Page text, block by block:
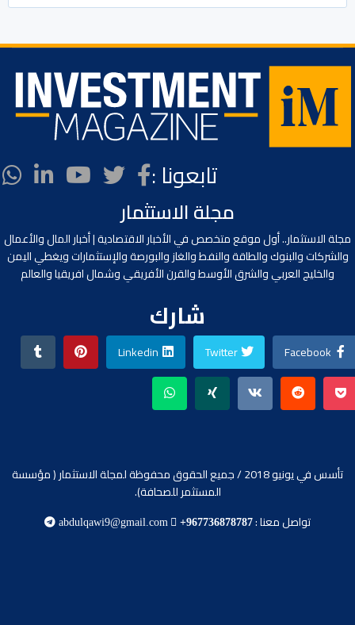
تابعونا :
مجلة الاستثمار
مجلة الاستثمار.. أول موقع متخصص في الأخبار الاقتصادية | أخبار المال والأعمال
والشركات والبنوك والطاقة والنفط والغاز والبورصة والإستثمارات ويغطي اليمن
والخليج العربي والشرق الأوسط والقرن الأفريقي وشمال افريقيا والعالم
شارك
Facebook
Twitter
Linkedin
تأسس في يونيو 2018 / جميع الحقوق محفوظة لمجلة الاستثمار ( مؤسسة
المستثمر للصحافة).
تواصل معنا : +967736878787
abdulqawi9@gmail.com